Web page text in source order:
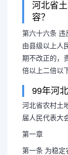
河北省
容？
第六十六条 违
由县级以上人
期不改正的，
倍以上二倍以
99年河
河北省农村土
届人民代表大
第一章
第一条 为稳定
河北
河
条 违反
人民政